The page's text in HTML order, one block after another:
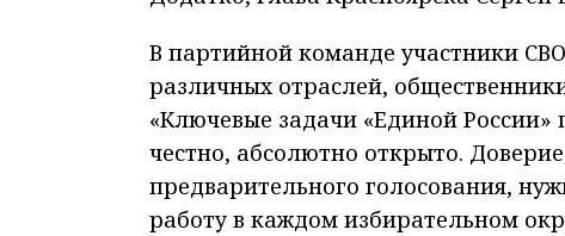
В партийной команде участники
различных отраслей,
«Ключевые задачи «Единой
честно, абсолютно открыто.
предварительного голосования,
работу в каждом избирательном